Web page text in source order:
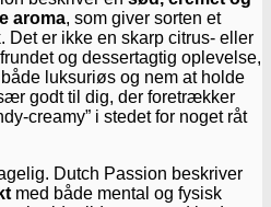
aroma, som giver sorten et
Det er ikke en skarp citrus- eller
og dessertagtig oplevelse,
luksuriøs og nem at holde
godt til dig, der foretrækker
creamy” i stedet for noget råt
Dutch Passion beskriver
med både mental og fysisk